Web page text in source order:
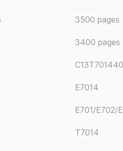
3500 pages
3400 pages
E7014
E701/E702/
T7014